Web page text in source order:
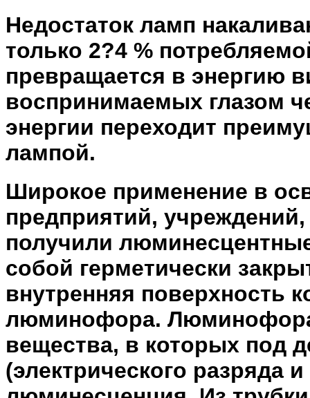
Недостаток ламп
только 2?4 %
превращается в энергию
воспринимаемых глазом
энергии переходит
лампой.
Широкое применение в
предприятий,
получили
собой герметически
внутренняя поверхность
люминофора.
вещества, в которых под
(электрического разряда